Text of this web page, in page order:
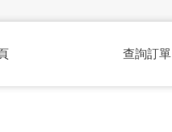
查詢訂單